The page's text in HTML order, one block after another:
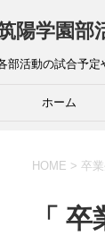
陽学園部
部活動の試合予定
ホーム
HOME > 卒業
「